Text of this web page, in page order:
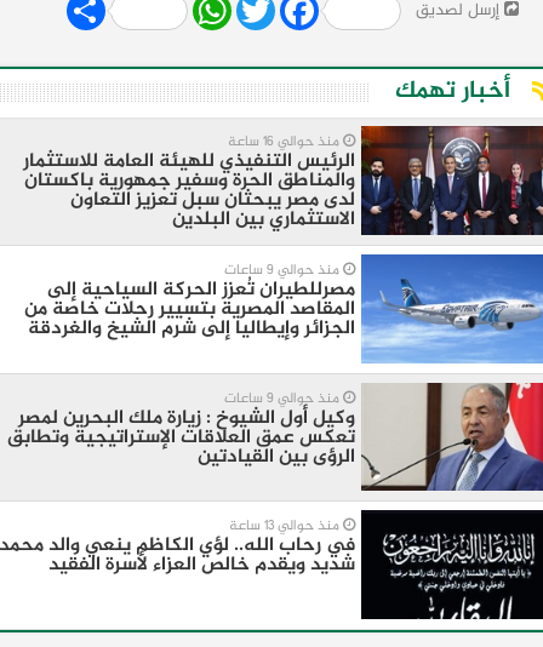
إرسل لصديق
أخبار تهمك
منذ حوالي 16 ساعة
الرئيس التنفيذي للهيئة العامة للاستثمار
والمناطق الحرة وسفير جمهورية باكستان
لدى مصر يبحثان سبل تعزيز التعاون
الاستثماري بين البلدين
منذ حوالي 9 ساعات
مصرللطيران تُعزز الحركة السياحية إلى
المقاصد المصرية بتسيير رحلات خاصة من
الجزائر وإيطاليا إلى شرم الشيخ والغردقة
منذ حوالي 9 ساعات
وكيل أول الشيوخ : زيارة ملك البحرين لمصر
تعكس عمق العلاقات الإستراتيجية وتطابق
الرؤى بين القيادتين
منذ حوالي 13 ساعة
في رحاب الله.. لؤي الكاظم ينعي والد محمد
شديد ويقدم خالص العزاء لأسرة الفقيد